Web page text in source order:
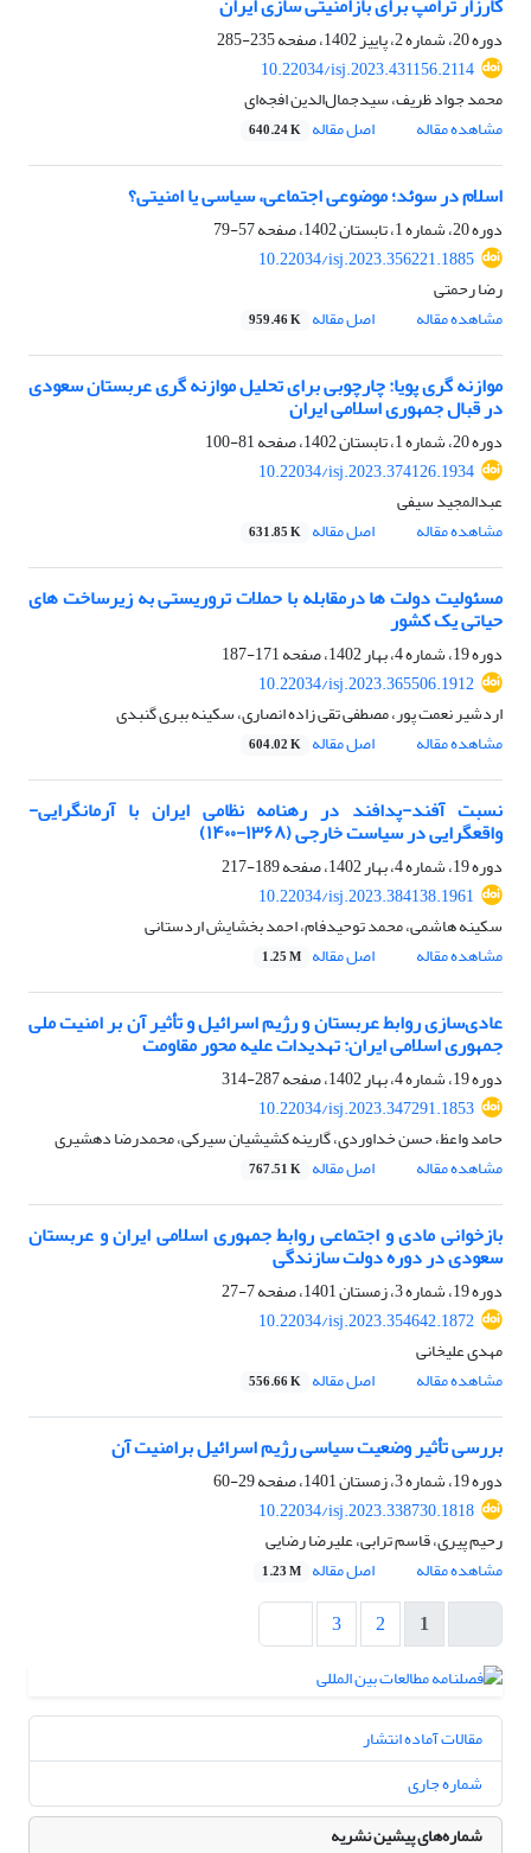
دوره 20، شماره 2، پاییز 1402، صفحه
235-285
10.22034/isj.2023.431156.2114
محمد جواد ظریف، سیدجمال‌الدین افجه‌ای
مشاهده مقاله
اصل مقاله 640.24 K
اسلام در سوئد؛ موضوعی اجتماعی، سیاسی یا امنیتی؟
دوره 20، شماره 1، تابستان 1402، صفحه
57-79
10.22034/isj.2023.356221.1885
رضا رحمتی
مشاهده مقاله
اصل مقاله 959.46 K
موازنه گری پویا: چارچوبی برای تحلیل موازنه گری عربستان سعودی
در قبال جمهوری اسلامی ایران
دوره 20، شماره 1، تابستان 1402، صفحه
81-100
10.22034/isj.2023.374126.1934
عبدالمجید سیفی
مشاهده مقاله
اصل مقاله 631.85 K
مسئولیت دولت ها درمقابله با حملات تروریستی به زیرساخت های
حیاتی یک کشور
دوره 19، شماره 4، بهار 1402، صفحه
171-187
10.22034/isj.2023.365506.1912
اردشیر نعمت پور، مصطفی تقی زاده انصاری، سکینه ببری گنبدی
مشاهده مقاله
اصل مقاله 604.02 K
نسبت آفند-پدافند در رهنامه نظامی ایران با آرمان‏گرایی-
واقع‏گرایی در سیاست خارجی (۱۳۶۸-۱۴۰۰)
دوره 19، شماره 4، بهار 1402، صفحه
189-217
10.22034/isj.2023.384138.1961
سکینه هاشمی، محمد توحیدفام، احمد بخشایش اردستانی
مشاهده مقاله
اصل مقاله 1.25 M
عادی‌سازی روابط عربستان و رژیم اسرائیل و تأثیر آن بر امنیت ملی
جمهوری اسلامی ایران: تهدیدات علیه محور مقاومت
دوره 19، شماره 4، بهار 1402، صفحه
287-314
10.22034/isj.2023.347291.1853
حامد واعظ، حسن خداوردی، گارینه کشیشیان سیرکی، محمدرضا دهشیری
مشاهده مقاله
اصل مقاله 767.51 K
بازخوانی مادی و اجتماعی روابط جمهوری اسلامی ایران و عربستان
سعودی در دوره دولت سازندگی
دوره 19، شماره 3، زمستان 1401، صفحه
7-27
10.22034/isj.2023.354642.1872
مهدى علیخانى
مشاهده مقاله
اصل مقاله 556.66 K
بررسی تأثیر وضعیت سیاسی رژیم اسرائیل برامنیت آن
دوره 19، شماره 3، زمستان 1401، صفحه
29-60
10.22034/isj.2023.338730.1818
رحیم پیری، قاسم ترابی، علیرضا رضایی
مشاهده مقاله
اصل مقاله 1.23 M
1
2
3
مقالات آماده انتشار
شماره جاری
شماره‌های پیشین نشریه